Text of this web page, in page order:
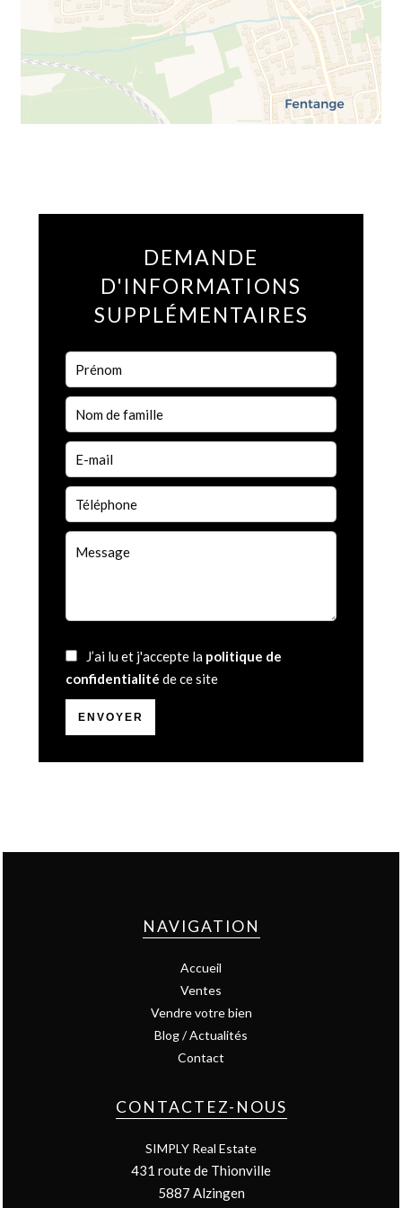
DEMANDE
D'INFORMATIONS
SUPPLÉMENTAIRES
J’ai lu et j'accepte la politique de
confidentialité de ce site
ENVOYER
NAVIGATION
Accueil
Ventes
Vendre votre bien
Blog / Actualités
Contact
CONTACTEZ-NOUS
SIMPLY Real Estate
431 route de Thionville
5887 Alzingen